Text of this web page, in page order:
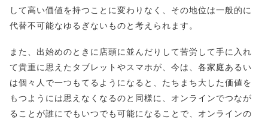
して高い価値を持つことに変わりなく、その地位は一般的に
代替不可能なゆるぎないものと考えられます。
また、出始めのときに店頭に並んだりして苦労して手に入れ
て貴重に思えたタブレットやスマホが、今は、各家庭あるい
は個々人で一つもてるようになると、たちまち大した価値を
もつようには思えなくなるのと同様に、オンラインでつなが
ることが誰にでもいつでも可能になることで、オンラインの